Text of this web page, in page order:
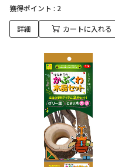
獲得ポイント : 2
詳細 カートに入れる